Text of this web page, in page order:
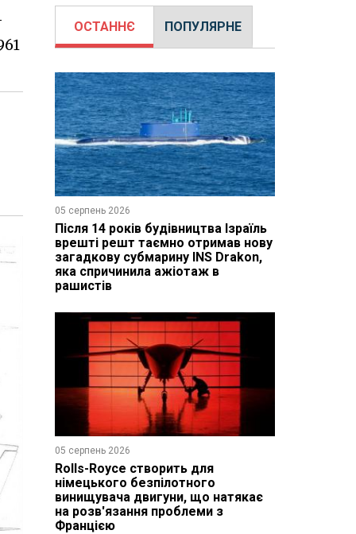
ОСТАННЄ ПОПУЛЯРНЕ
05 серпень 2026
Після 14 років будівництва Ізраїль
врешті решт таємно отримав нову
загадкову субмарину INS Drakon,
яка спричинила ажіотаж в
рашистів
05 серпень 2026
Rolls-Royce створить для
німецького безпілотного
винищувача двигуни, що натякає
на розв'язання проблеми з
Францією